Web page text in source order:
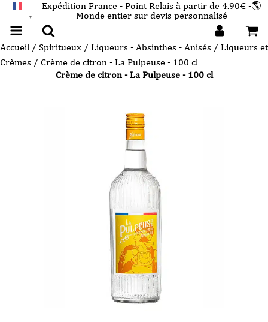
▼
Expédition France - Point Relais à partir de 4.90€ -🌎
Monde entier sur devis personnalisé
Accueil / Spiritueux / Liqueurs - Absinthes - Anisés / Liqueurs et
Crèmes / Crème de citron - La Pulpeuse - 100 cl
Crème de citron - La Pulpeuse - 100 cl